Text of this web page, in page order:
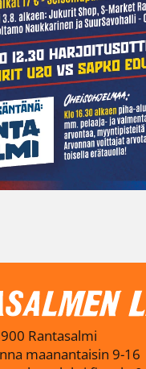
Rantasalmi
maanantaisin 9-16